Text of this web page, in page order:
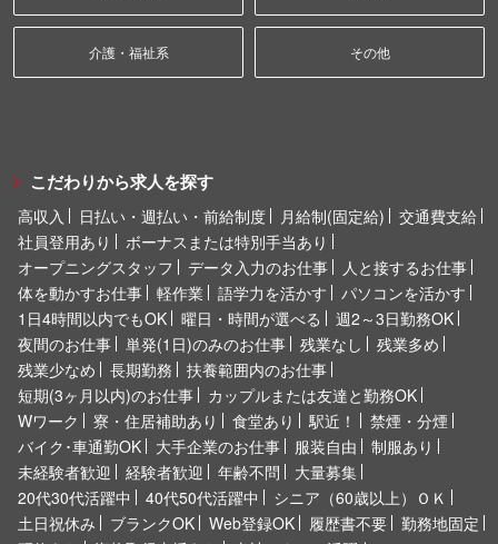
介護・福祉系 その他
こだわりから求人を探す
高収入 日払い・週払い・前給制度 月給制(固定給)
交通費支給
社員登用あり
ボーナスまたは特別手当あり
オープニングスタッフ
データ入力のお仕事
人と接するお仕事
体を動かすお仕事
軽作業 語学力を活かす
パソコンを活かす
1日4時間以内でもOK
曜日・時間が選べる
週2～3日勤務OK
夜間のお仕事
単発(1日)のみのお仕事 残業なし
残業多め
残業少なめ
長期勤務
扶養範囲内のお仕事
短期(3ヶ月以内)のお仕事
カップルまたは友達と勤務OK
Wワーク
寮・住居補助あり 食堂あり 駅近！
禁煙・分煙
バイク･車通勤OK
大手企業のお仕事 服装自由
制服あり
未経験者歓迎
経験者歓迎 年齢不問
大量募集
20代30代活躍中
40代50代活躍中
シニア（60歳以上）ＯＫ
土日祝休み
ブランクOK Web登録OK 履歴書不要
勤務地固定